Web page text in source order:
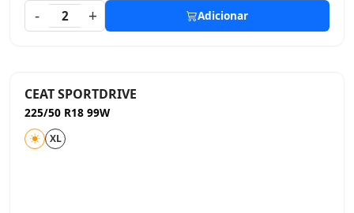
-
2 + Adicionar
CEAT SPORTDRIVE
225/50 R18 99W
XL